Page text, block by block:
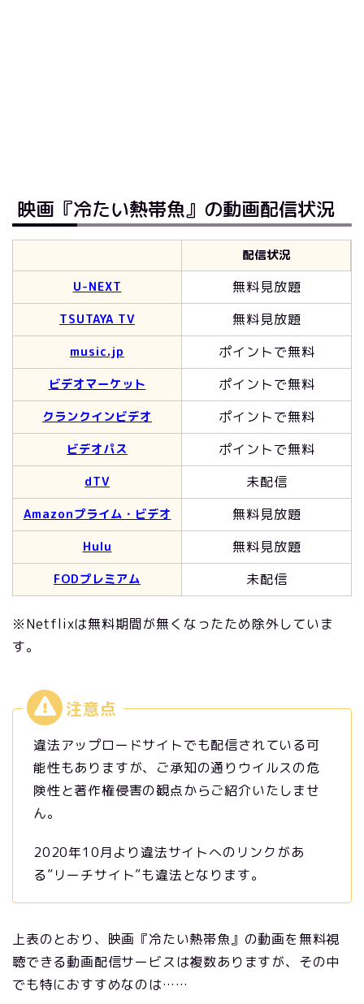
映画『冷たい熱帯魚』の動画配信状況
配信状況
U-NEXT
無料見放題
TSUTAYA TV 無料見放題
music.jp ポイントで無料
ビデオマーケット ポイントで無料
クランクインビデオ ポイントで無料
ビデオパス ポイントで無料
dTV 未配信
Amazonプライム・ビデオ 無料見放題
Hulu 無料見放題
FODプレミアム 未配信
※Netflixは無料期間が無くなったため除外していま
す。
違法アップロードサイトでも配信されている可
能性もありますが、ご承知の通りウイルスの危
険性と著作権侵害の観点からご紹介いたしませ
ん。
2020年10月より違法サイトへのリンクがあ
る”リーチサイト”も違法となります。
上表のとおり、映画『冷たい熱帯魚』の動画を無料視
聴できる動画配信サービスは複数ありますが、その中
でも特におすすめなのは……